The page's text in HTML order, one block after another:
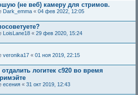
(не веб) камеру для стримов.
Dark_emma « 04 фев 2022, 12:05
LoisLane18 « 29 фев 2020, 15:24
veronika17 « 01 ноя 2019, 22:15
логитек с920 во время
есения « 31 окт 2019, 12:43